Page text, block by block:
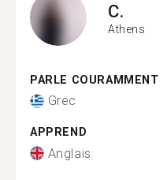
C.
Athens
PARLE COURAMMENT
Grec
APPREND
Anglais